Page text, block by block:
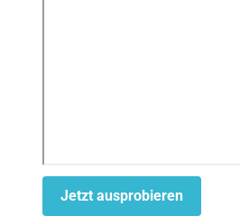
Jetzt ausprobieren